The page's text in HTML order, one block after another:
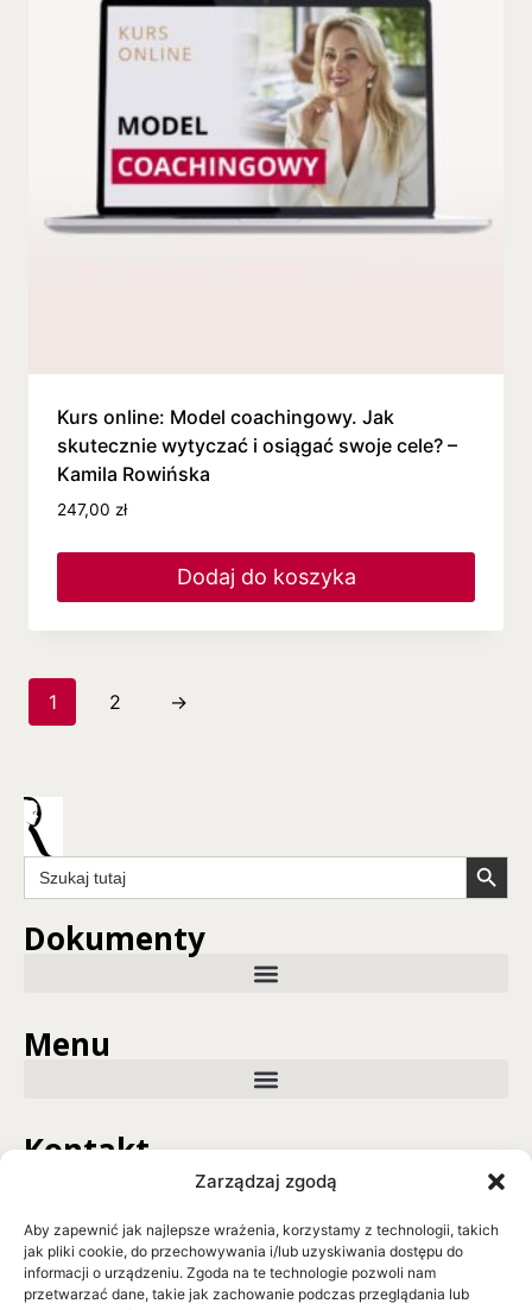
Zarządzaj zgodą
Aby zapewnić jak najlepsze wrażenia, korzystamy z technologii, takich
jak pliki cookie, do przechowywania i/lub uzyskiwania dostępu do
informacji o urządzeniu. Zgoda na te technologie pozwoli nam
przetwarzać dane, takie jak zachowanie podczas przeglądania lub
Kurs online: Model coachingowy. Jak
skutecznie wytyczać i osiągać swoje cele? –
Kamila Rowińska
247,00 zł
Dodaj do koszyka
1 2 →
Search
for:
Search Button
Dokumenty
Menu
Kontakt
GO BIG OR GO HOME Sp. z o.o.
44-100 Gliwice
tel. +48 790 292 710